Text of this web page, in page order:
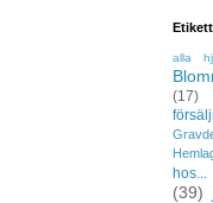
alla
(17)
hos...
(39)